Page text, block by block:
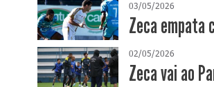
03/05/2026
Zeca empata
02/05/2026
Zeca vai ao